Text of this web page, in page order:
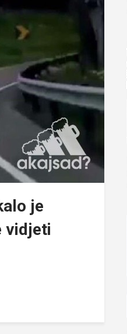
je
vidjeti